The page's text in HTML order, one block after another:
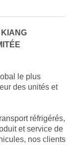
le plus
des unités et
réfrigérés,
et service de
nos clients